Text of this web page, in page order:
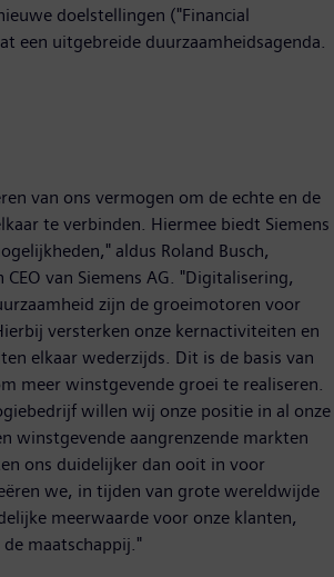
doelstellingen ("Financial
een uitgebreide duurzaamheidsagenda.
van ons vermogen om de echte en de
te verbinden. Hiermee biedt Siemens
aldus Roland Busch,
van Siemens AG. "Digitalisering,
zijn de groeimotoren voor
versterken onze kernactiviteiten en
elkaar wederzijds. Dit is de basis van
meer winstgevende groei te realiseren.
willen wij onze positie in al onze
winstgevende aangrenzende markten
ons duidelijker dan ooit in voor
we, in tijden van grote wereldwijde
meerwaarde voor onze klanten,
maatschappij."